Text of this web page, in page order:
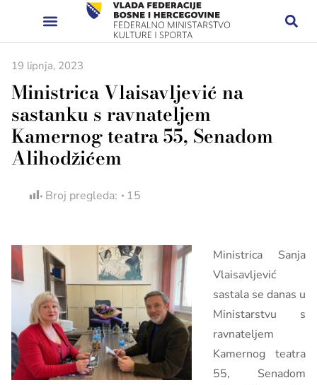
19 lipnja, 2023
Ministrica Vlaisavljević na
sastanku s ravnateljem
Kamernog teatra 55, Senadom
Alihodžićem
Broj pregleda: 15
Ministrica Sanja
Vlaisavljević
sastala se danas u
Ministarstvu s
ravnateljem
Kamernog teatra
55, Senadom